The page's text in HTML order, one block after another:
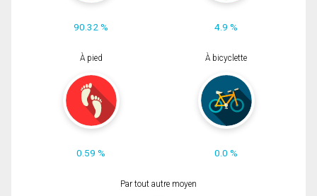
90.32 % 4.9 %
À pied
0.59 %
À bicyclette
0.0 %
Par tout autre moyen